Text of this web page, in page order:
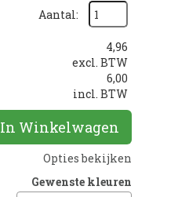
Aantal:
4,96
excl. BTW
6,00
incl. BTW
In Winkelwagen
Opties bekijken
Gewenste kleuren